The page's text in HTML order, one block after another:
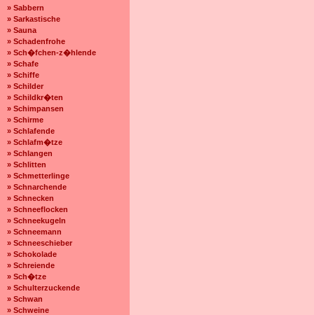
» Sabbern
» Sarkastische
» Sauna
» Schadenfrohe
» Sch�fchen-z�hlende
» Schafe
» Schiffe
» Schilder
» Schildkr�ten
» Schimpansen
» Schirme
» Schlafende
» Schlafm�tze
» Schlangen
» Schlitten
» Schmetterlinge
» Schnarchende
» Schnecken
» Schneeflocken
» Schneekugeln
» Schneemann
» Schneeschieber
» Schokolade
» Schreiende
» Sch�tze
» Schulterzuckende
» Schwan
» Schweine